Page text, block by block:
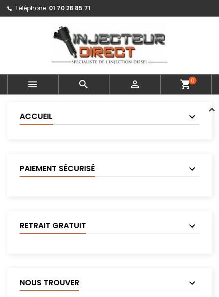
Téléphone: 01 70 28 85 71
   shopping_cart0
ACCUEIL
PAIEMENT SÉCURISÉ
RETRAIT GRATUIT
NOUS TROUVER